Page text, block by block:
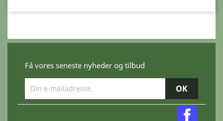
Få vores seneste nyheder og tilbud